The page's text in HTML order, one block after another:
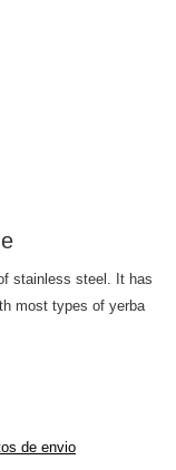
stainless steel. It has
most types of yerba
de envio